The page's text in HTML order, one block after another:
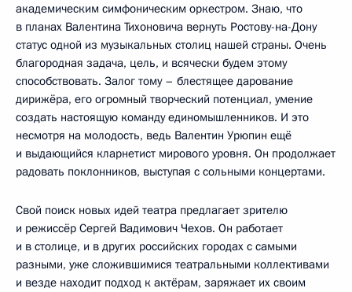
академическим симфоническим оркестром. Знаю, что
в планах Валентина Тихоновича вернуть Ростову-на-Дону
статус одной из музыкальных столиц нашей страны. Очень
благородная задача, цель, и всячески будем этому
способствовать. Залог тому – блестящее дарование
дирижёра, его огромный творческий потенциал, умение
создать настоящую команду единомышленников. И это
несмотря на молодость, ведь Валентин Урюпин ещё
и выдающийся кларнетист мирового уровня. Он продолжает
радовать поклонников, выступая с сольными концертами.
Свой поиск новых идей театра предлагает зрителю
и режиссёр Сергей Вадимович Чехов. Он работает
и в столице, и в других российских городах с самыми
разными, уже сложившимися театральными коллективами
и везде находит подход к актёрам, заряжает их своим